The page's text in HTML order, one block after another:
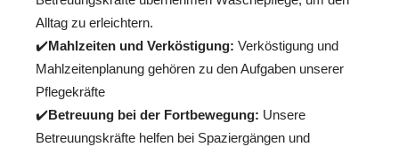
Alltag zu erleichtern.
✔️Mahlzeiten und Verköstigung: Verköstigung und
Mahlzeitenplanung gehören zu den Aufgaben unserer
Pflegekräfte
✔️Betreuung bei der Fortbewegung: Unsere
Betreuungskräfte helfen bei Spaziergängen und